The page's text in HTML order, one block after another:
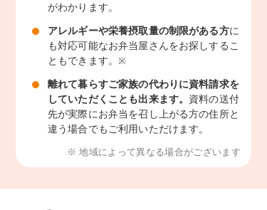
がわかります。
アレルギーや栄養摂取量の制限がある方に
も対応可能なお弁当屋さんをお探しするこ
ともできます。※
離れて暮らすご家族の代わりに資料請求を
していただくことも出来ます。 資料の送付
先が実際にお弁当を召し上がる方の住所と
違う場合でもご利用いただけます。
※ 地域によって異なる場合がございます